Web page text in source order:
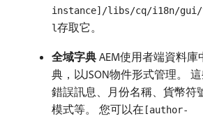
instance]/libs/cq/i18n/
l存取它。
全域字典 AEM使用者端資料
典，以JSON物件形式管理。
錯誤訊息、月份名稱、貨幣符
模式等。 您可以在 [author-